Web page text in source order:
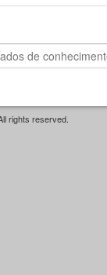
rights reserved.